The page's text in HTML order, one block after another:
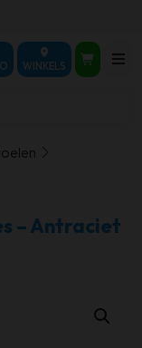
WINKELS
– Antraciet